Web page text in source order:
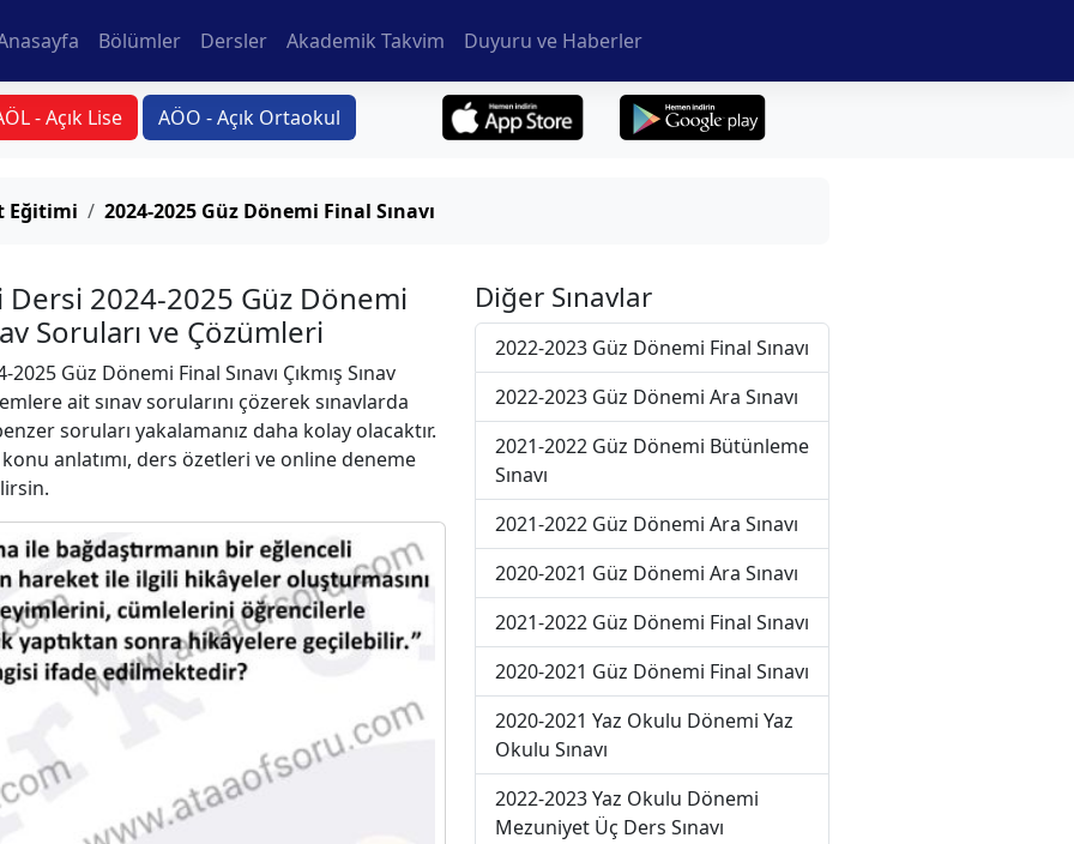
Bölümler Dersler Akademik Takvim Duyuru ve Haberler
- Açık Lise AÖO - Açık Ortaokul
Eğitimi 2024-2025 Güz Dönemi Final Sınavı
2024-2025 Güz Dönemi
Soruları ve Çözümleri
2025 Güz Dönemi Final Sınavı Çıkmış Sınav
ait sınav sorularını çözerek sınavlarda
soruları yakalamanız daha kolay olacaktır.
konu anlatımı, ders özetleri ve online deneme
Diğer Sınavlar
2022-2023 Güz Dönemi Final Sınavı
2022-2023 Güz Dönemi Ara Sınavı
2021-2022 Güz Dönemi Bütünleme
Sınavı
2021-2022 Güz Dönemi Ara Sınavı
2020-2021 Güz Dönemi Ara Sınavı
2021-2022 Güz Dönemi Final Sınavı
2020-2021 Güz Dönemi Final Sınavı
2020-2021 Yaz Okulu Dönemi Yaz
Okulu Sınavı
2022-2023 Yaz Okulu Dönemi
Mezuniyet Üç Ders Sınavı